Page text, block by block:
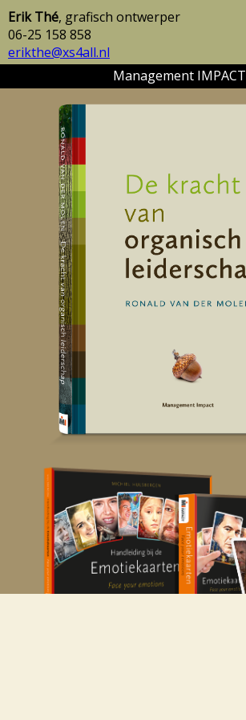
Erik Thé, grafisch ontwerper
06-25 158 858
erikthe@xs4all.nl
Management IMPACT